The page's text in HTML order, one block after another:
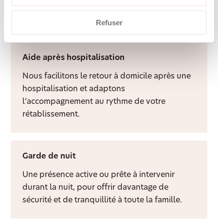
Refuser
Aide après hospitalisation
Nous facilitons le retour à domicile après une
hospitalisation et adaptons
l’accompagnement au rythme de votre
rétablissement.
Garde de nuit
Une présence active ou prête à intervenir
durant la nuit, pour offrir davantage de
sécurité et de tranquillité à toute la famille.